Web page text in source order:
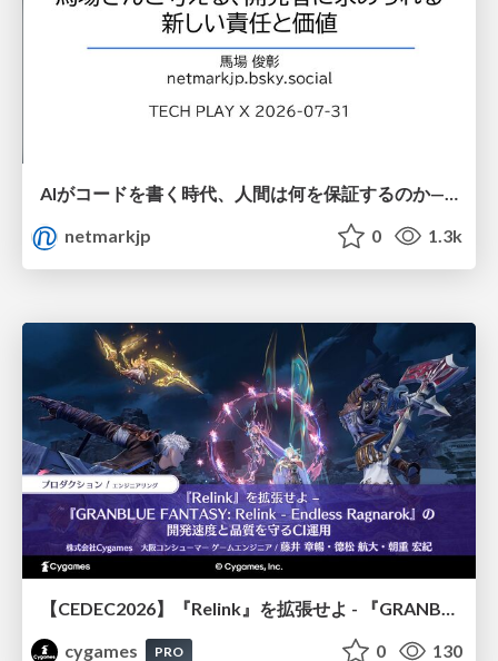
AIがコードを書く時代、人間は何を保証するのか———馬場さんと考える、開発者に求められる新しい責任と価値 - TECH PLAY
netmarkjp
0 1.3k
cygames
PRO 0 130